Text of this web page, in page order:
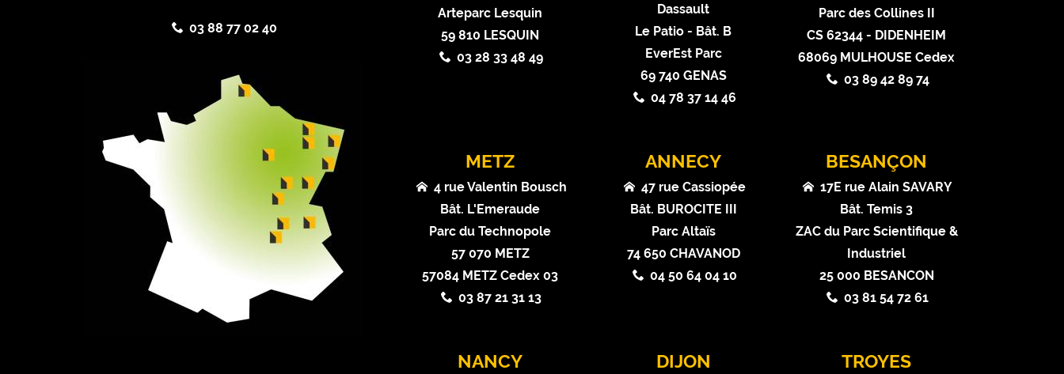
03 88 77 02 40
Arteparc Lesquin
59 810 LESQUIN
03 28 33 48 49
Dassault
Le Patio - Bât. B
EverEst Parc
69 740 GENAS
04 78 37 14 46
Parc des Collines II
CS 62344 - DIDENHEIM
68069 MULHOUSE Cedex
03 89 42 89 74
METZ
4 rue Valentin Bousch
Bât. L'Emeraude
Parc du Technopole
57 070 METZ
57084 METZ Cedex 03
03 87 21 31 13
ANNECY
47 rue Cassiopée
Bât. BUROCITE III
Parc Altaïs
74 650 CHAVANOD
04 50 64 04 10
BESANÇON
17E rue Alain SAVARY
Bât. Temis 3
ZAC du Parc Scientifique &
Industriel
25 000 BESANCON
03 81 54 72 61
NANCY DIJON TROYES